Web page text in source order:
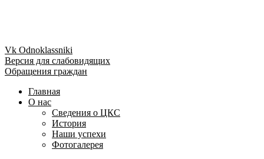
Vk Odnoklassniki
Версия для слабовидящих
Обращения граждан
Главная
О нас
Сведения о ЦКС
История
Наши успехи
Фотогалерея